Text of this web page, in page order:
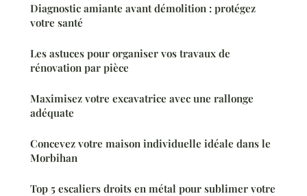
Diagnostic amiante avant démolition : protégez
votre santé
Les astuces pour organiser vos travaux de
rénovation par pièce
Maximisez votre excavatrice avec une rallonge
adéquate
Concevez votre maison individuelle idéale dans le
Morbihan
Top 5 escaliers droits en métal pour sublimer votre